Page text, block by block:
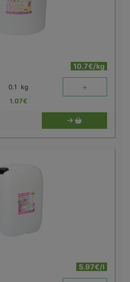
10.7€/kg
0.1 kg +
1.07€
5.97€/l